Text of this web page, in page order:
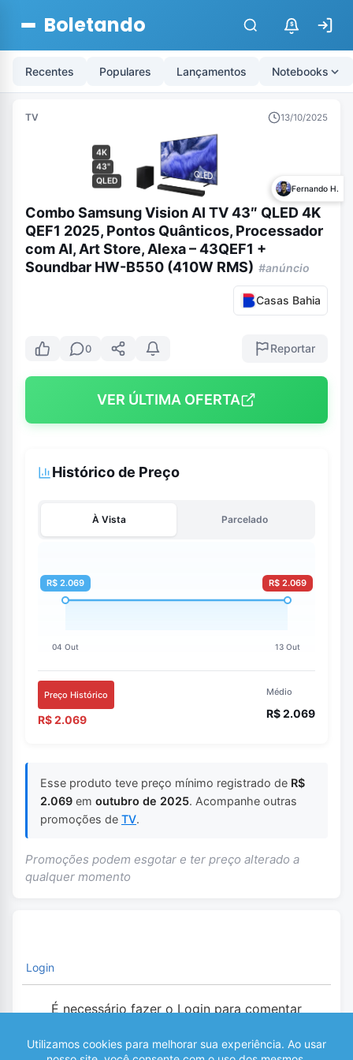
Boletando $
Recentes Populares Lançamentos Notebooks
TV 13/10/2025
4K
43"
QLED
Fernando H.
Combo Samsung Vision AI TV 43″ QLED 4K
QEF1 2025, Pontos Quânticos, Processador
com AI, Art Store, Alexa – 43QEF1 +
Soundbar HW-B550 (410W RMS) #anúncio
Casas Bahia
0 Reportar
VER ÚLTIMA OFERTA
Histórico de Preço
À Vista Parcelado
Preço Histórico
R$ 2.069
Médio
R$ 2.069
Esse produto teve preço mínimo registrado de R$
2.069 em outubro de 2025. Acompanhe outras
promoções de TV.
Promoções podem esgotar e ter preço alterado a
qualquer momento
Login
É necessário fazer o Login para comentar
COMENTÁRIOS